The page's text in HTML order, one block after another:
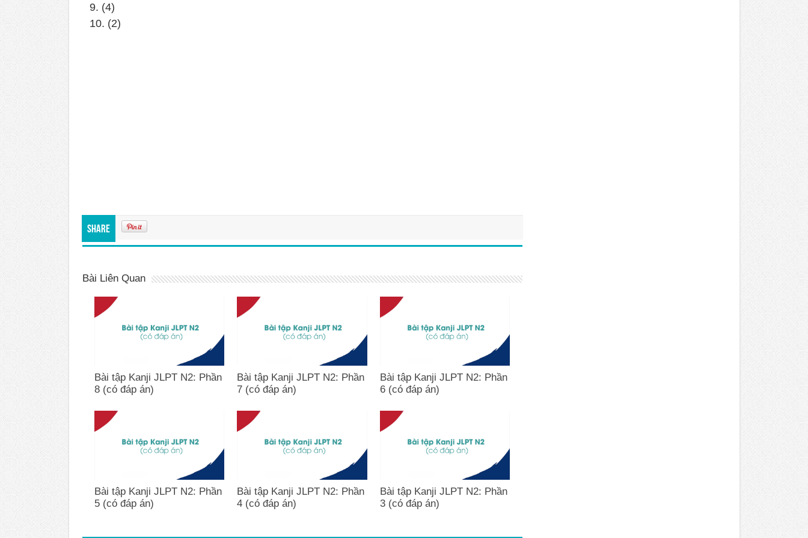
9. (4)
10. (2)
Share
Bài Liên Quan
Bài tập Kanji JLPT N2: Phần
8 (có đáp án)
Bài tập Kanji JLPT N2: Phần
7 (có đáp án)
Bài tập Kanji JLPT N2: Phần
6 (có đáp án)
Bài tập Kanji JLPT N2: Phần
5 (có đáp án)
Bài tập Kanji JLPT N2: Phần
4 (có đáp án)
Bài tập Kanji JLPT N2: Phần
3 (có đáp án)